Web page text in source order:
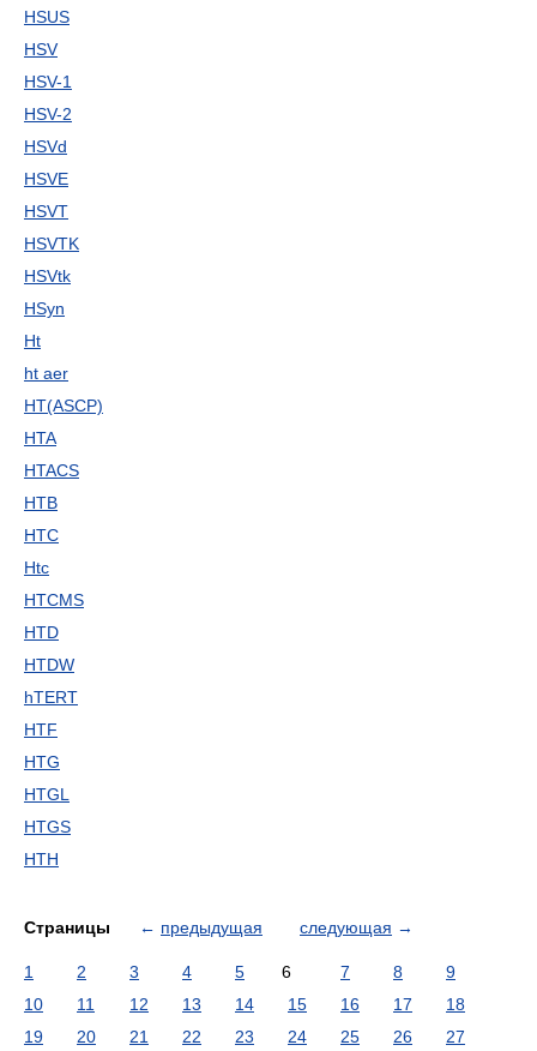
HSUS
HSV
HSV-1
HSV-2
HSVd
HSVE
HSVT
HSVTK
HSVtk
HSyn
Ht
ht aer
HT(ASCP)
HTA
HTACS
HTB
HTC
Htc
HTCMS
HTD
HTDW
hTERT
HTF
HTG
HTGL
HTGS
HTH
Страницы ← предыдущая следующая →
1 2 3 4 5 6 7 8
9
10
11 12 13 14 15 16 17
18
19
20 21 22 23 24 25 26 27